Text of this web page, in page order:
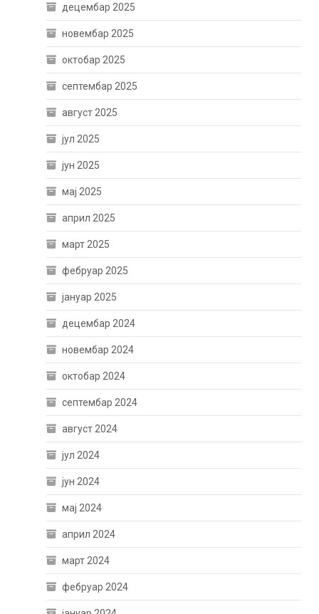
децембар 2025
новембар 2025
октобар 2025
септембар 2025
август 2025
јул 2025
јун 2025
мај 2025
април 2025
март 2025
фебруар 2025
јануар 2025
децембар 2024
новембар 2024
октобар 2024
септембар 2024
август 2024
јул 2024
јун 2024
мај 2024
април 2024
март 2024
фебруар 2024